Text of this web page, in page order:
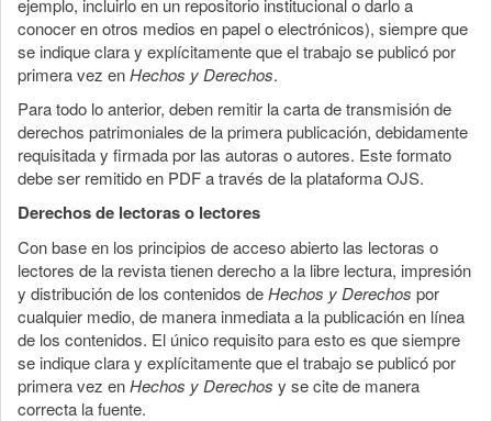
ejemplo, incluirlo en un repositorio institucional o darlo a
conocer en otros medios en papel o electrónicos), siempre que
se indique clara y explícitamente que el trabajo se publicó por
primera vez enHechos y Derechos.
Para todo lo anterior, deben remitir la carta de transmisión de
derechos patrimoniales de la primera publicación, debidamente
requisitada y firmada por las autoras o autores. Este formato
debe ser remitido en PDF a través de la plataforma OJS.
Derechos de lectoras o lectores
Con base en los principios de acceso abierto las lectoras o
lectores de la revista tienen derecho a la libre lectura, impresión
y distribución de los contenidos deHechos y Derechos por
cualquier medio, de manera inmediata a la publicación en línea
de los contenidos. El único requisito para esto es que siempre
se indique clara y explícitamente que el trabajo se publicó por
primera vez enHechos y Derechos y se cite de manera
correcta la fuente.